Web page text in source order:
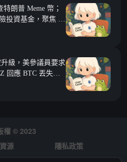
朗普 Meme 幣；
投資基金，聚焦 Y
級，美參議員要求
回應 BTC 丟失數
放在交易所比自行
權 © 2023
源
隱私政策